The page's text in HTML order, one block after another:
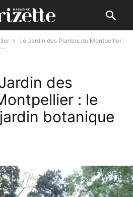
Le Jardin des Plantes de Montpellier :
des
: le
botanique